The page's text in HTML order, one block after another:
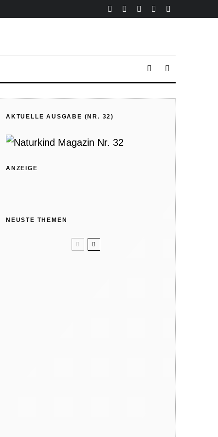
AKTUELLE AUSGABE (NR. 32)
ANZEIGE
NEUSTE THEMEN